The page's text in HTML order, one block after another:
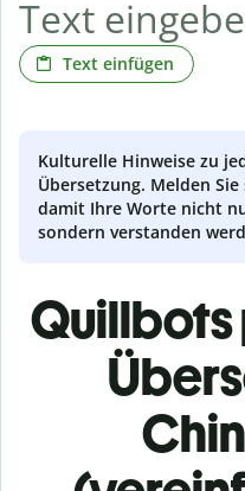
Text einfügen
Kulturelle Hinweise zu
Übersetzung. Melden Sie
damit Ihre Worte nicht
sondern verstanden